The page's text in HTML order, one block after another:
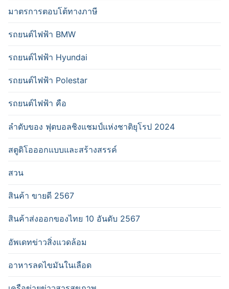
มาตรการตอบโต้ทางภาษี
รถยนต์ไฟฟ้า BMW
รถยนต์ไฟฟ้า Hyundai
รถยนต์ไฟฟ้า Polestar
รถยนต์ไฟฟ้า คือ
ลำดับของ ฟุตบอลชิงแชมป์แห่งชาติยุโรป 2024
สตูดิโอออกแบบและสร้างสรรค์
สวน
สินค้า ขายดี 2567
สินค้าส่งออกของไทย 10 อันดับ 2567
อัพเดทข่าวสิ่งแวดล้อม
อาหารลดไขมันในเลือด